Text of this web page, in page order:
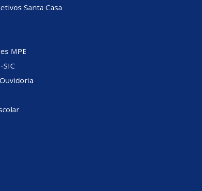
Santa Casa
MPE
SIC